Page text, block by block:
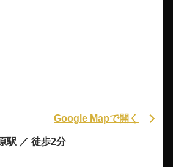
Google Mapで開く
駅 ／ 徒歩2分